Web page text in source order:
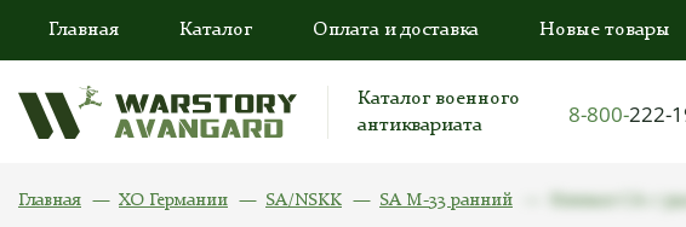
Главная Каталог Оплата и доставка Новые товары
Каталог военного
антиквариата
8-800-222-
Главная ХО Германии SA/NSKK SA M-33 ранний